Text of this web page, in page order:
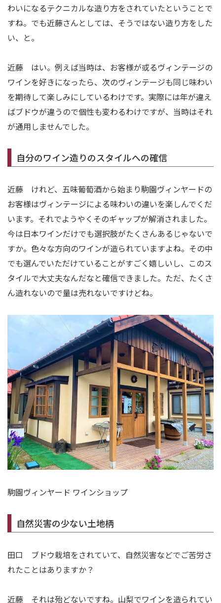
わいになるテクニカルな造り方をされていたということで
すね。でも近藤さんとしては、そうではない造り方をした
い、と。
近藤 はい。例えば当時は、お客様が或るヴィンテージの
ワインを好きになったら、次のヴィンテージも同じ味わい
を期待して楽しみにしているわけです。実際には年が違え
ばブドウが違うので個性も変わるわけですが、当時はそれ
が通用しませんでした。
自分のワイン造りのスタイルへの確信
近藤 けれど、五味葡萄酒から始まり駒園ヴィンヤードの
お客様はヴィンテージによる味わいの違いを楽しんでくだ
います。それでようやくそのギャップが解消されました。
今は日本ワインだけでも選択肢がたくさんあるじゃないで
すか。色々な方向のワインが造られていますよね。その中
でも選んでいただけていることがすごく嬉しいし、このス
タイルで大丈夫なんだなと確信できました。ただ、たくさ
ん造れないので量は売れないですけどね。
駒園ヴィンヤード ワインショップ
自然災害の少ない土地柄
田口 ブドウ栽培をされていて、自然災害などでご苦労さ
れたことはありますか？
近藤 それは殆どないですね。山梨でワインを造られてい